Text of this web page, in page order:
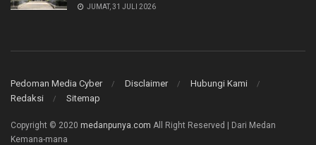
JUMAT, 31 JULI 2026
Pedoman Media Cyber Disclaimer
Hubungi Kami
Redaksi
Sitemap
Copyright © 2020 medanpunya.com All Right Reserved | Dari Medan
Kemana-mana